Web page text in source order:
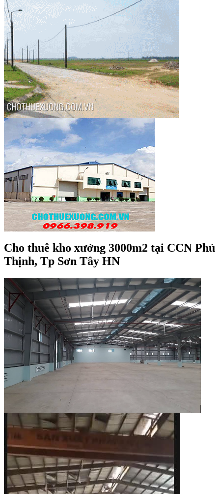
Cho thuê kho xưởng 3000m2 tại CCN Phú
Thịnh, Tp Sơn Tây HN